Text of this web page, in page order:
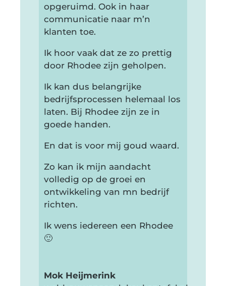
opgeruimd. Ook in haar
communicatie naar m’n
klanten toe.
Ik hoor vaak dat ze zo prettig
door Rhodee zijn geholpen.
Ik kan dus belangrijke
bedrijfsprocessen helemaal los
laten. Bij Rhodee zijn ze in
goede handen.
En dat is voor mij goud waard.
Zo kan ik mijn aandacht
volledig op de groei en
ontwikkeling van mn bedrijf
richten.
Ik wens iedereen een Rhodee
🙂
Mok Heijmerink